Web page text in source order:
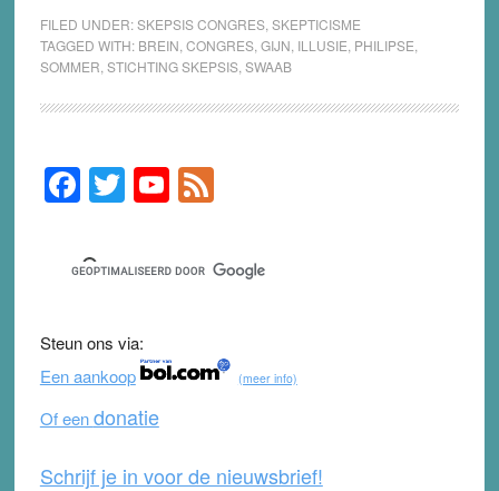
FILED UNDER:SKEPSIS CONGRES, SKEPTICISME
TAGGED WITH: BREIN CONGRES, GIJN ILLUSIE PHILIPSE
SOMMER STICHTING SKEPSIS, SWAAB
Primary
Sidebar
F
a
c
e
b
o
o
k
T
wi
tt
er
Y
o
u
T
b
e
F
e
d
Steun ons via:
Een aankoop
(meer info)
Of eendonatie
Schrijf je in voor de nieuwsbrief!